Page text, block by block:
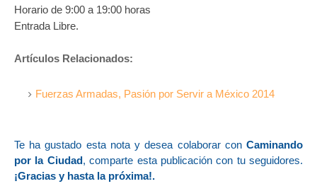
Horario de 9:00 a 19:00 horas
Entrada Libre.
Artículos Relacionados:
Fuerzas Armadas, Pasión por Servir a México 2014
Te ha gustado esta nota y desea colaborar con Caminando
por la Ciudad, comparte esta publicación con tu seguidores.
¡Gracias y hasta la próxima!.